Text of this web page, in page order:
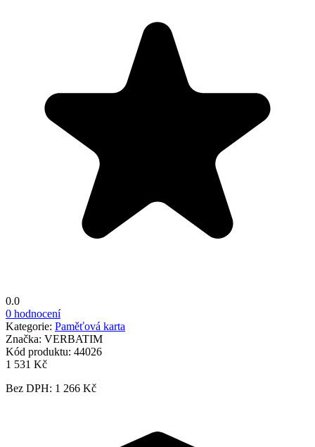
0.0
0 hodnocení
Kategorie: Paměťová karta
Značka: VERBATIM
Kód produktu: 44026
1 531 Kč
Bez DPH: 1 266 Kč